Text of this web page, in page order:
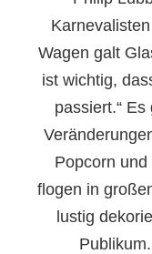
Wagen galt
ist wichtig,
passiert.“
Popcorn
flogen in
lustig